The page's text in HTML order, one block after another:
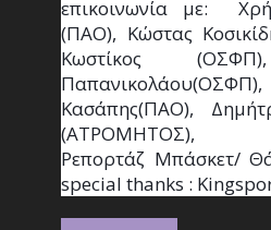
επικοινωνία με:
(ΠΑΟ), Κώστας
Κωστίκος
Κασάπης(ΠΑΟ),
(ΑΤΡΟΜΗΤΟΣ),
Ρεπορτάζ Μπάσκετ/
special thanks :